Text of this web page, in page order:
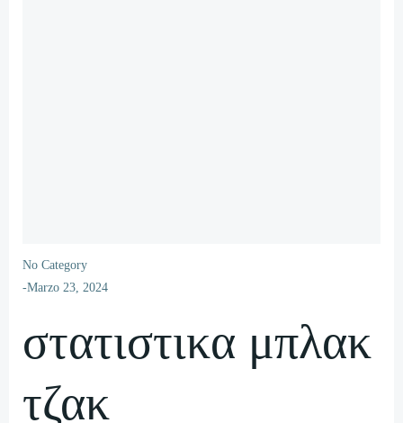
No Category
-Marzo 23, 2024
στατιστικα μπλακ
τζακ